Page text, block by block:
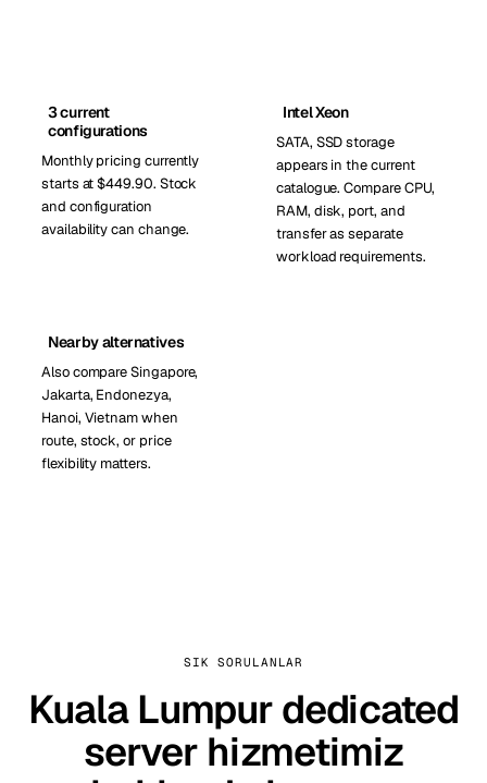
3 current
configurations
Monthly pricing currently
starts at $449.90. Stock
and configuration
availability can change.
Intel Xeon
SATA, SSD storage
appears in the current
catalogue. Compare CPU,
RAM, disk, port, and
transfer as separate
workload requirements.
Nearby alternatives
Also compare Singapore,
Jakarta, Endonezya,
Hanoi, Vietnam when
route, stock, or price
flexibility matters.
SIK SORULANLAR
Kuala Lumpur dedicated
server hizmetimiz